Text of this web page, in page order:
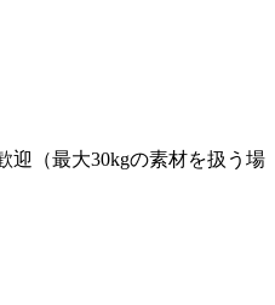
迎（最大30kgの素材を扱う場